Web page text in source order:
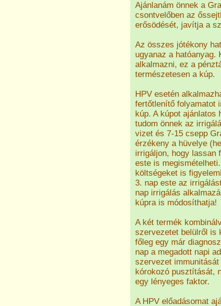
Ajánlanám önnek a
csontvelőben az
erősödését, javítja a
Az összes jótékony
ugyanaz a hatóanyag.
alkalmazni, ez a
természetesen a kúp.
HPV esetén
fertőtlenítő folyamatot
kúp. A kúpot ajánlatos
tudom önnek az
vizet és 7-15 csepp
érzékeny a hüvelye
irrigáljon, hogy lassan
este is
költségeket is
3. nap este az
nap irrigálás
kúpra is módosíthatja!
A két termék
szervezetet belülről is
főleg egy már
nap a megadott napi
szervezet
kórokozó pusztítását,
egy lényeges faktor.
A HPV előadásomat